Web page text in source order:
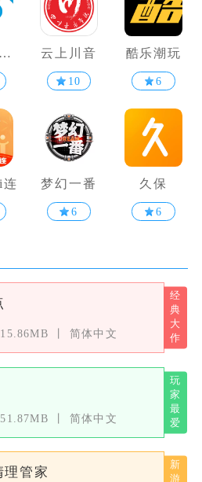
云上川音
10
酷乐潮玩
6
梦幻一番
6
久保
6
15.86MB 简体中文
51.87MB 简体中文
理管家